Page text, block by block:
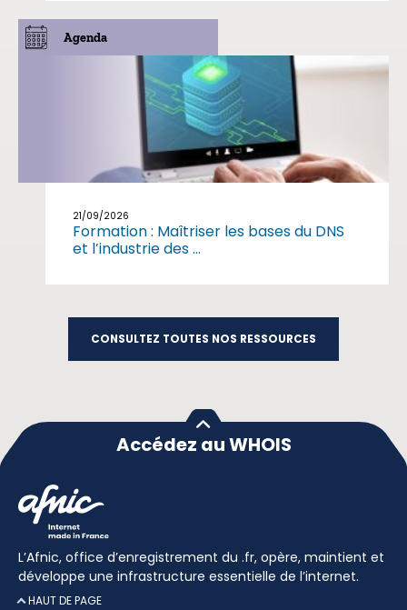
Agenda
21/09/2026
Formation : Maîtriser les bases du DNS
et l’industrie des ...
CONSULTEZ TOUTES NOS RESSOURCES
Accédez au WHOIS
L’Afnic, office d’enregistrement du .fr, opère, maintient et
développe une infrastructure essentielle de l’internet.
HAUT DE PAGE